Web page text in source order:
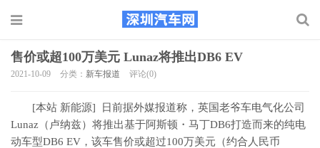
售价或超100万美元 Lunaz将推出DB6 EV
2021-10-09 分类： 新车报道 评论(0)
[本站 新能源] 日前据外媒报道称，英国老爷车电气化公司
Lunaz（卢纳兹）将推出基于阿斯顿・马丁DB6打造而来的纯电
动车型DB6 EV，该车售价或超过100万美元（约合人民币